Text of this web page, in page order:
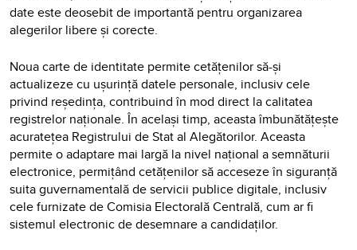
date este deosebit de importantă pentru organizarea
alegerilor libere și corecte.
Noua carte de identitate permite cetățenilor să-și
actualizeze cu ușurință datele personale, inclusiv cele
privind reședința, contribuind în mod direct la calitatea
registrelor naționale. În același timp, aceasta îmbunătățește
acuratețea Registrului de Stat al Alegătorilor. Aceasta
permite o adaptare mai largă la nivel național a semnăturii
electronice, permițând cetățenilor să acceseze în siguranță
suita guvernamentală de servicii publice digitale, inclusiv
cele furnizate de Comisia Electorală Centrală, cum ar fi
sistemul electronic de desemnare a candidaților.